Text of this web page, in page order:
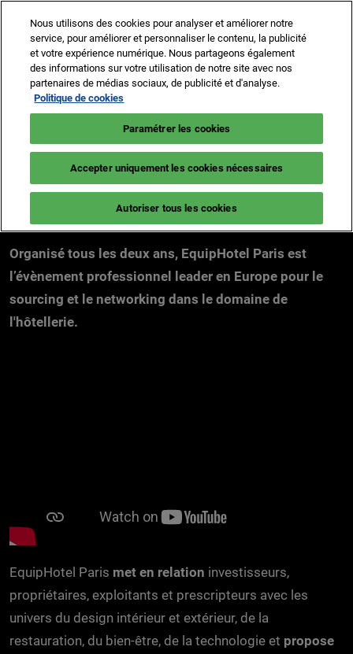
contenu
2-5 Nov 2026
Paris, Porte de Versailles
Je prends mon badge
Le salon
Organisé tous les deux ans, EquipHotel Paris est
l’évènement professionnel leader en Europe pour le
sourcing et le networking dans le domaine de
l'hôtellerie.
EquipHotel Paris met en relation investisseurs,
propriétaires, exploitants et prescripteurs avec les
univers du design intérieur et extérieur, de la
restauration, du bien-être, de la technologie et propose
Nous utilisons des cookies pour analyser et améliorer notre
service, pour améliorer et personnaliser le contenu, la publicité
et votre expérience numérique. Nous partageons également
des informations sur votre utilisation de notre site avec nos
partenaires de médias sociaux, de publicité et d'analyse.
Politique de cookies
Paramétrer les cookies
Accepter uniquement les cookies nécessaires
Autoriser tous les cookies